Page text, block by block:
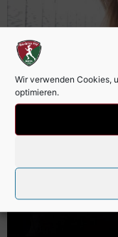
Wir verwenden Cookies,
optimieren.